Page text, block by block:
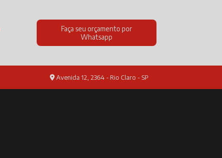
Faça seu orçamento por
Whatsapp
Avenida 12, 2364 - Rio Claro - SP